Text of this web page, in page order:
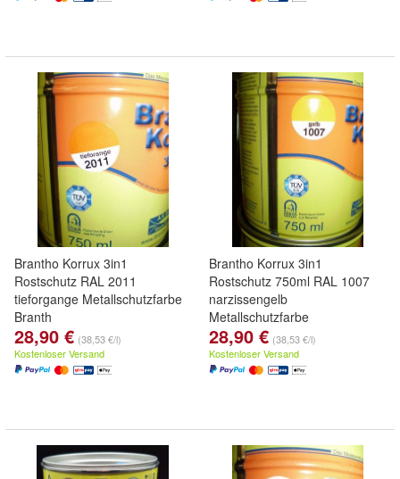
Brantho Korrux 3in1
Rostschutz RAL 2011
tieforgange Metallschutzfarbe
Branth
28,90 € (38,53 €/l)
Kostenloser Versand
Brantho Korrux 3in1
Rostschutz 750ml RAL 1007
narzissengelb
Metallschutzfarbe
28,90 € (38,53 €/l)
Kostenloser Versand